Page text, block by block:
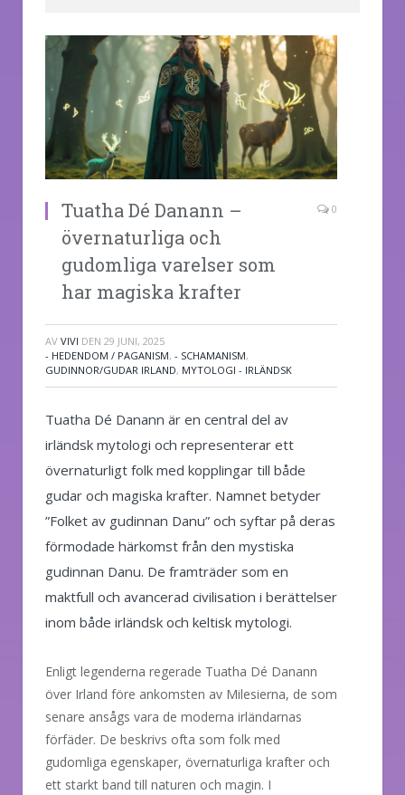
Tuatha Dé Danann –
övernaturliga och
gudomliga varelser som
har magiska krafter
0
AV VIVI DEN 29 JUNI, 2025
- HEDENDOM / PAGANISM, - SCHAMANISM,
GUDINNOR/GUDAR IRLAND, MYTOLOGI - IRLÄNDSK
Tuatha Dé Danann är en central del av
irländsk mytologi och representerar ett
övernaturligt folk med kopplingar till både
gudar och magiska krafter. Namnet betyder
”Folket av gudinnan Danu” och syftar på deras
förmodade härkomst från den mystiska
gudinnan Danu. De framträder som en
maktfull och avancerad civilisation i berättelser
inom både irländsk och keltisk mytologi.
Enligt legenderna regerade Tuatha Dé Danann
över Irland före ankomsten av Milesierna, de som
senare ansågs vara de moderna irländarnas
förfäder. De beskrivs ofta som folk med
gudomliga egenskaper, övernaturliga krafter och
ett starkt band till naturen och magin. I